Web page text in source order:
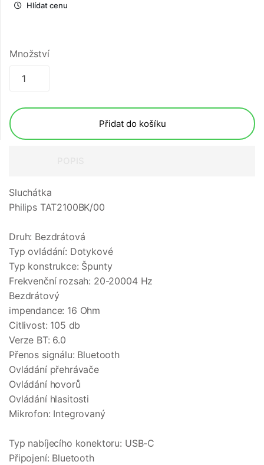
Hlídat cenu
Množství
Přidat do košíku
Sluchátka
Philips TAT2100BK/00
Druh: Bezdrátová
Typ ovládání: Dotykové
Typ konstrukce: Špunty
Frekvenční rozsah: 20-20004 Hz
Bezdrátový
impendance: 16 Ohm
Citlivost: 105 db
Verze BT: 6.0
Přenos signálu: Bluetooth
Ovládání přehrávače
Ovládání hovorů
Ovládání hlasitosti
Mikrofon: Integrovaný
Typ nabíjecího konektoru: USB-C
Připojení: Bluetooth